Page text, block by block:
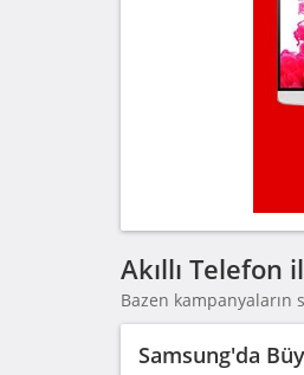
Akıllı
Bazen kampanyaların
Samsung'da